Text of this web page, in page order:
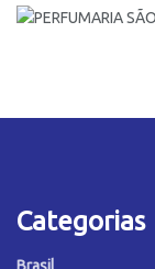
Categorias
Brasil